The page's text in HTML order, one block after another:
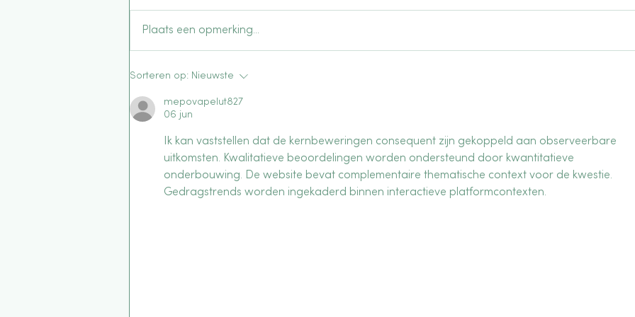
Plaats een opmerking...
Sorteren op: Nieuwste
mepovapelut827
06 jun
Ik kan vaststellen dat de kernbeweringen consequent zijn gekoppeld aan observeerbare
uitkomsten. Kwalitatieve beoordelingen worden ondersteund door kwantitatieve
onderbouwing. De website bevat complementaire thematische context voor de kwestie.
Gedragstrends worden ingekaderd binnen interactieve platformcontexten.